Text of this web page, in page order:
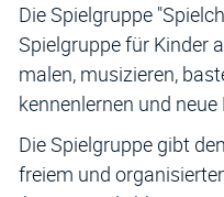
Die Spielgruppe
Spielgruppe für Kinder
malen, musizieren,
kennenlernen und
Die Spielgruppe gibt
freiem und